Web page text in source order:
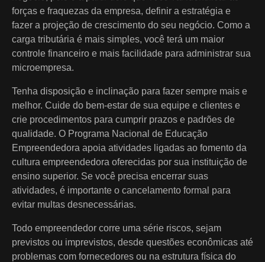
forças e fraquezas da empresa, definir a estratégia e
fazer a projeção de crescimento do seu negócio. Como a
carga tributária é mais simples, você terá um maior
controle financeiro e mais facilidade para administrar sua
microempresa.
Tenha disposição e inclinação para fazer sempre mais e
melhor. Cuide do bem-estar de sua equipe e clientes e
crie procedimentos para cumprir prazos e padrões de
qualidade. O Programa Nacional de Educação
Empreendedora apoia atividades ligadas ao fomento da
cultura empreendedora oferecidas por sua instituição de
ensino superior. Se você precisa encerrar suas
atividades, é importante o cancelamento formal para
evitar multas desnecessárias.
Todo empreendedor corre uma série riscos, sejam
previstos ou imprevistos, desde questões econômicas até
problemas com fornecedores ou na estrutura física do